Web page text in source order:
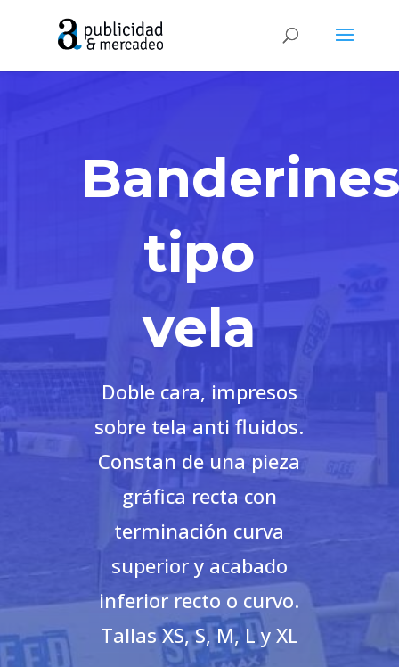
Banderines
tipo
vela
Doble cara, impresos
sobre tela anti fluidos.
Constan de una pieza
gráfica recta con
terminación curva
superior y acabado
inferior recto o curvo.
Tallas XS, S, M, L y XL